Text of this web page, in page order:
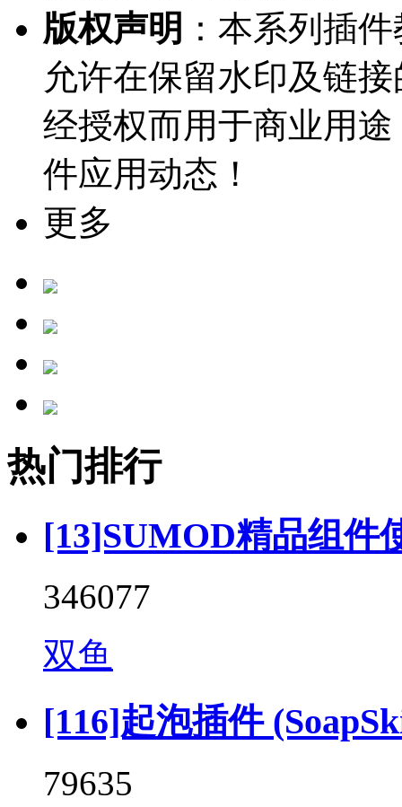
版权声明 ：本系列插
允许在保留水印及链
经授权而用于商业用
件应用动态！
更多
热门排行
[13]SUMOD精品组件
346077
双鱼
[116]起泡插件
79635